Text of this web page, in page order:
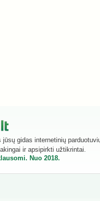
gidas internetinių
ir apsipirkti užtikrintai.
Nuo 2018.